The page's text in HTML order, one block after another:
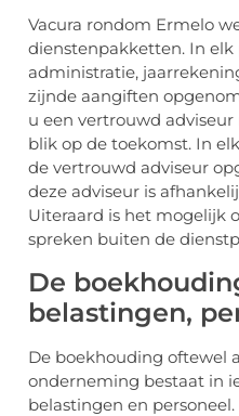
Vacura rondom Ermelo
dienstenpakketten. In
administratie,
zijnde aangiften
u een vertrouwd
blik op de toekomst. In
de vertrouwd adviseur
deze adviseur is
Uiteraard is het mogelijk
spreken buiten de
De
belastingen,
De boekhouding oftewel
onderneming bestaat in
belastingen en